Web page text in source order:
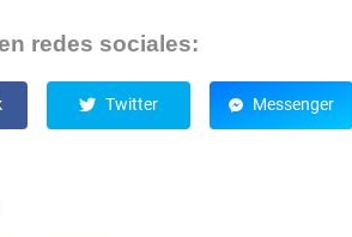
redes sociales:
Twitter Messenger